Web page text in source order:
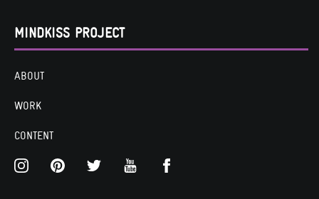
MINDKISS PROJECT
ABOUT
WORK
CONTENT